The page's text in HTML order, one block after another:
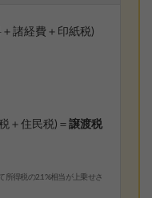
諸経費＋印紙税)
＋住民税)＝ 譲渡税
得税の2.1%相当が上乗せさ